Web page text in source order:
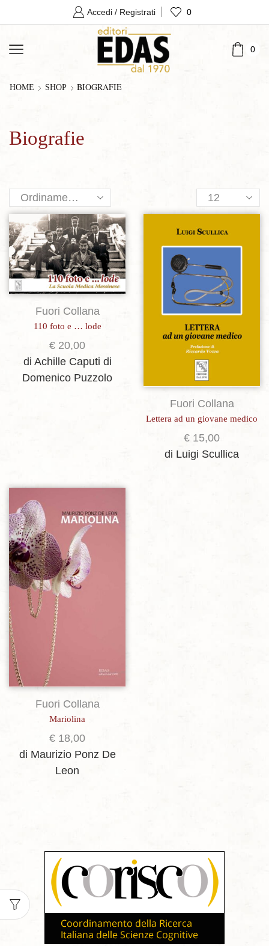
Accedi / Registrati 0
0
HOME SHOP BIOGRAFIE
Biografie
Products
per
page
Aggiungi alla lista dei desideri
Fuori Collana
110 foto e … lode
€ 20,00
di Achille Caputi di
Domenico Puzzolo
Aggiungi alla lista dei desideri
Fuori Collana
Lettera ad un giovane medico
€ 15,00
di Luigi Scullica
Aggiungi alla lista dei desideri
Fuori Collana
Mariolina
€ 18,00
di Maurizio Ponz De
Leon